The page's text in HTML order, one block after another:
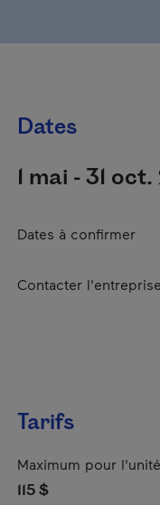
Dates
1 mai - 31
Dates à confirmer
Contacter
Tarifs
Maximum pour
115 $